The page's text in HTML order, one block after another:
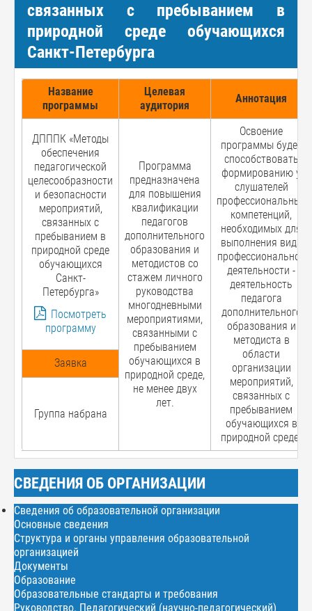
связанных с пребыванием в
природной среде обучающихся
Санкт-Петербурга
Название
программы
Целевая
аудитория
Аннотация
ДПППК «Методы
обеспечения
педагогической
целесообразности
и безопасности
мероприятий,
связанных с
пребыванием в
природной среде
обучающихся
Санкт-
Петербурга»
Посмотреть
программу
Программа
предназначена
для повышения
квалификации
педагогов
дополнительного
образования и
методистов со
стажем личного
руководства
многодневными
мероприятиями,
связанными с
пребыванием
обучающихся в
природной среде,
не менее двух
лет.
Освоение
программы будет
способствовать
формированию у
слушателей
профессиональных
компетенций,
необходимых для
выполнения вида
профессиональной
деятельности -
деятельность
педагога
дополнительного
образования и
методиста в
области
организации
мероприятий,
связанных с
пребыванием
обучающихся в
природной среде.
Заявка
Группа набрана
СВЕДЕНИЯ ОБ ОРГАНИЗАЦИИ
Сведения об образовательной организации
Основные сведения
Структура и органы управления образовательной
организацией
Документы
Образование
Образовательные стандарты и требования
Руководство. Педагогический (научно-педагогический)